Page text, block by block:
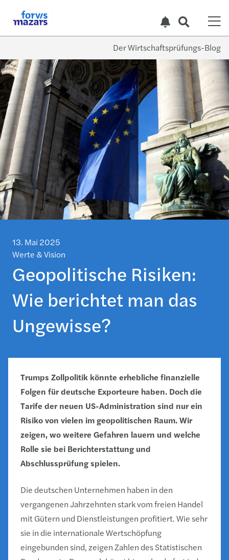
Der Wirtschaftsprüfungs-Blog
Geopolitische Risiken:
Wie berichtet man das
Ungewisse?
Werte & Vision
13. Mai 2025
Trumps Zollpolitik könnte erhebliche finanzielle
Folgen für deutsche Exporteure haben. Doch die
Tarife der neuen US-Administration sind nur ein
Risiko von vielen im geopolitischen Raum. Wir
zeigen, wo weitere Gefahren lauern und welche
Rolle sie bei Berichterstattung und
Abschlussprüfung spielen.
Die deutschen Unternehmen haben in den
vergangenen Jahrzehnten stark vom freien Handel
mit Gütern und Dienstleistungen profitiert. Wie sehr
sie in die internationale Wertschöpfung
eingebunden sind, zeigen Zahlen des Statistischen